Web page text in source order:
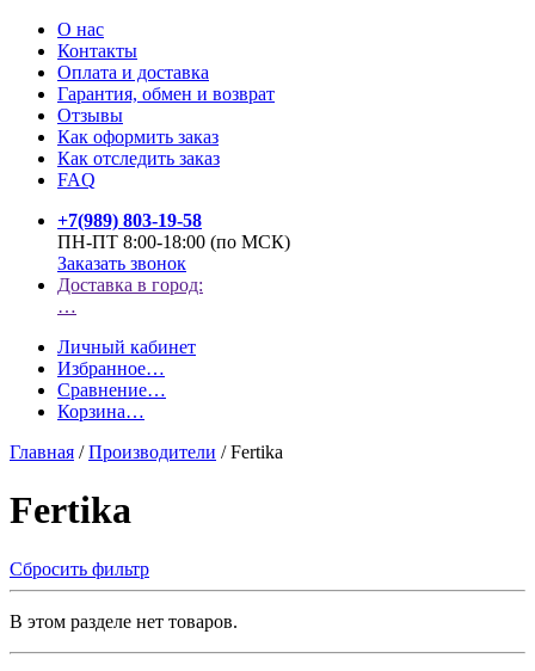
О нас
Контакты
Оплата и доставка
Гарантия, обмен и возврат
Отзывы
Как оформить заказ
Как отследить заказ
FAQ
+7(989) 803-19-58
ПН-ПТ 8:00-18:00 (по МСК)
Заказать звонок
Доставка в город:
…
Личный кабинет
Избранное…
Сравнение…
Корзина…
Главная /Производители /Fertika
Fertika
Сбросить фильтр
В этом разделе нет товаров.